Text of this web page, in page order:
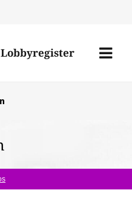
Lobbyregister
Menü